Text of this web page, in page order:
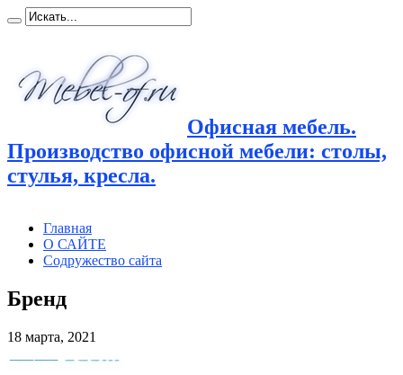
Офисная мебель.
Производство офисной мебели: столы,
стулья, кресла.
Главная
О САЙТЕ
Содружество сайта
Бренд
18 марта, 2021